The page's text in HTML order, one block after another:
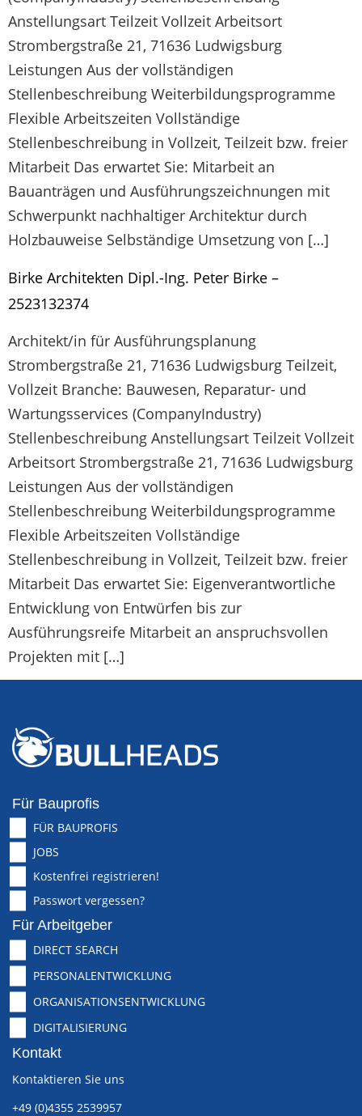
Anstellungsart Teilzeit Vollzeit Arbeitsort
Strombergstraße 21, 71636 Ludwigsburg
Leistungen Aus der vollständigen
Stellenbeschreibung Weiterbildungsprogramme
Flexible Arbeitszeiten Vollständige
Stellenbeschreibung in Vollzeit, Teilzeit bzw. freier
Mitarbeit Das erwartet Sie: Mitarbeit an
Bauanträgen und Ausführungszeichnungen mit
Schwerpunkt nachhaltiger Architektur durch
Holzbauweise Selbständige Umsetzung von […]
Birke Architekten Dipl.-Ing. Peter Birke –
2523132374
Architekt/in für Ausführungsplanung
Strombergstraße 21, 71636 Ludwigsburg Teilzeit,
Vollzeit Branche: Bauwesen, Reparatur- und
Wartungsservices (CompanyIndustry)
Stellenbeschreibung Anstellungsart Teilzeit Vollzeit
Arbeitsort Strombergstraße 21, 71636 Ludwigsburg
Leistungen Aus der vollständigen
Stellenbeschreibung Weiterbildungsprogramme
Flexible Arbeitszeiten Vollständige
Stellenbeschreibung in Vollzeit, Teilzeit bzw. freier
Mitarbeit Das erwartet Sie: Eigenverantwortliche
Entwicklung von Entwürfen bis zur
Ausführungsreife Mitarbeit an anspruchsvollen
Projekten mit […]
Für Bauprofis
FÜR BAUPROFIS
JOBS
Kostenfrei registrieren!
Passwort vergessen?
Für Arbeitgeber
DIRECT SEARCH
PERSONALENTWICKLUNG
ORGANISATIONSENTWICKLUNG
DIGITALISIERUNG
Kontakt
Kontaktieren Sie uns
+49 (0)4355 2539957